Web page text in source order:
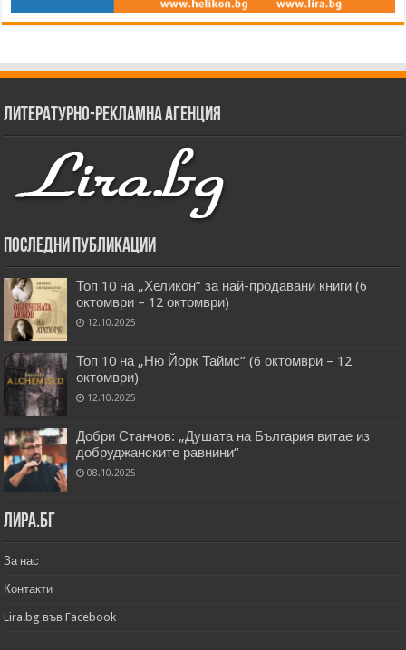
Литературно-рекламна агенция
Последни публикации
Топ 10 на „Хеликон” за най-продавани книги (6
октомври – 12 октомври)
12.10.2025
Топ 10 на „Ню Йорк Таймс” (6 октомври – 12
октомври)
12.10.2025
Добри Станчов: „Душата на България витае из
добруджанските равнини“
08.10.2025
Лира.бг
За нас
Контакти
Lira.bg във Facebook